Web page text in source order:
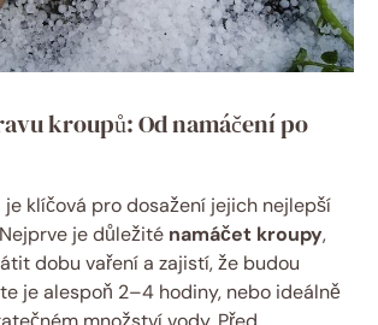
kroupů: Od namáčení po
je klíčová pro dosažení jejich nejlepší
je důležité namáčet kroupy,
dobu vaření a zajistí, že budou
je alespoň 2–4 hodiny, nebo ideálně